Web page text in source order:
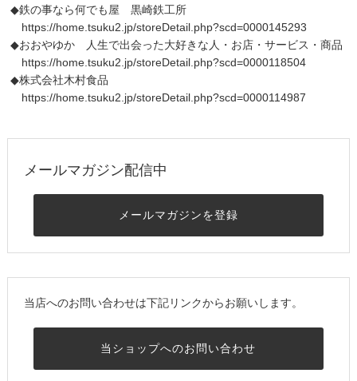
◆鉄の事なら何でも屋 黒崎鉄工所
https://home.tsuku2.jp/storeDetail.php?scd=0000145293
◆おおやゆか 人生で出会った大好きな人・お店・サービス・商品
https://home.tsuku2.jp/storeDetail.php?scd=0000118504
◆株式会社木村食品
https://home.tsuku2.jp/storeDetail.php?scd=0000114987
メールマガジン配信中
メールマガジンを登録
当店へのお問い合わせは下記リンクからお願いします。
当ショップへのお問い合わせ